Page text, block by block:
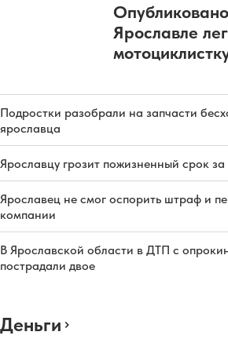
Ярославле
Подростки разобрали на запчасти
ярославца
Ярославцу грозит пожизненный срок за
Ярославец не смог оспорить штраф и
компании
В Ярославской области в ДТП с
пострадали двое
Деньги